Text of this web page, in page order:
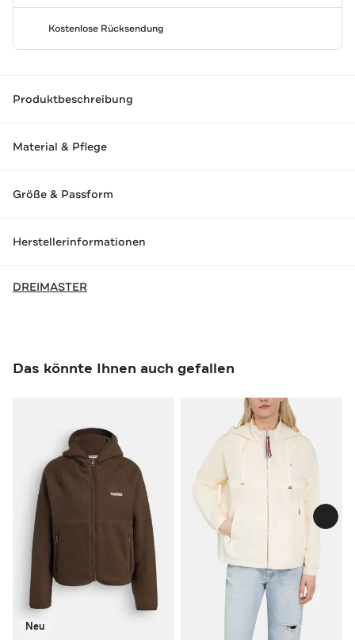
Kostenlose Rücksendung
Produktbeschreibung
Material & Pflege
Größe & Passform
Herstellerinformationen
DREIMASTER
Das könnte Ihnen auch gefallen
Neu